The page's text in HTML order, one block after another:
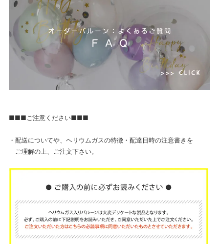
■■■ご注意ください■■■
・配送についてや、ヘリウムガスの特徴・配達日時の注意書きを
ご理解の上、ご注文下さい。